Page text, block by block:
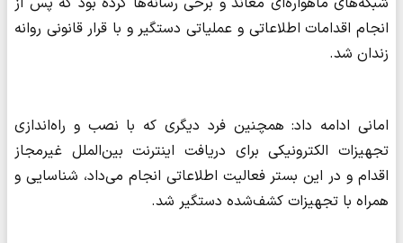
انجام اقدامات اطلاعاتی و عملیاتی دستگیر و با قرار قانونی روانه
زندان شد.
امانی ادامه داد: همچنین فرد دیگری که با نصب و راه‌اندازی
تجهیزات الکترونیکی برای دریافت اینترنت بین‌الملل غیرمجاز
اقدام و در این بستر فعالیت اطلاعاتی انجام می‌داد، شناسایی و
همراه با تجهیزات کشف‌شده دستگیر شد.